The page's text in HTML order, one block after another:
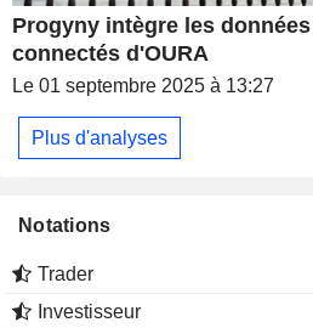
Progyny intègre les
connectés d'OURA
Le 01 septembre 2025 à 13:27
Plus d'analyses
Notations
Trader
Investisseur